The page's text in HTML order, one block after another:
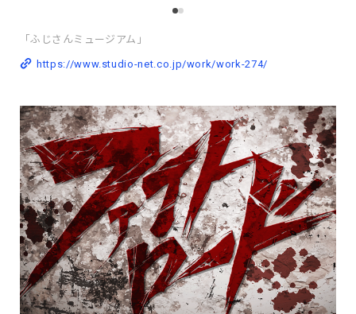
「ふじさんミュージアム」
https://www.studio-net.co.jp/work/work-274/